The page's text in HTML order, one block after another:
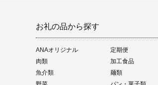
お礼の品から探す
ANAオリジナル 定期便
肉類
加工食品
魚介類
麺類